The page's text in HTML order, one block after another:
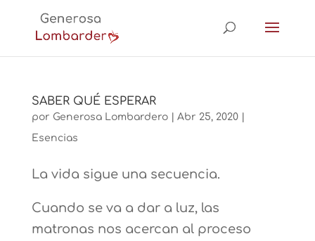
SABER QUÉ ESPERAR
por Generosa Lombardero| Abr 25, 2020|
Esencias
La vida sigue una secuencia.
Cuando se va a dar a luz, las
matronas nos acercan al proceso